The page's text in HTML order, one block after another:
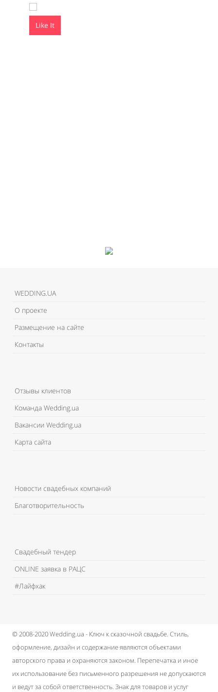
Like It
WEDDING.UA
О проекте
Размещение на сайте
Контакты
Отзывы клиентов
Команда Wedding.ua
Вакансии Wedding.ua
Карта сайта
Новости свадебных компаний
Благотворительность
Свадебный тендер
ONLINE заявка в РАЦС
#Лайфхак
© 2008-2020 Wedding.ua - Ключ к сказочной свадьбе. Стиль,
оформление, дизайн и содержание являются объектами
авторского права и охраняются законом. Перепечатка и иное
их использование без письменного разрешения не допускаются
и ведут за собой ответственность. Знак для товаров и услуг